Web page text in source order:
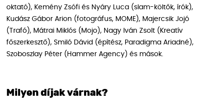
oktató), Kemény Zsófi és Nyáry Luca (slam-költők, írók),
Kudász Gábor Arion (fotográfus, MOME), Majercsik Jojó
(Trafó), Mátrai Miklós (Mojo), Nagy Iván Zsolt (Kreatív
főszerkesztő), Smiló Dávid (építész, Paradigma Ariadné),
Szoboszlay Péter (Hammer Agency) és mások.
Milyen díjak várnak?